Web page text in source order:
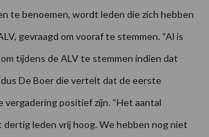
te benoemen, wordt leden die zich hebben
gevraagd om vooraf te stemmen. “Al is
tijdens de ALV te stemmen indien dat
De Boer die vertelt dat de eerste
vergadering positief zijn. “Het aantal
dertig leden vrij hoog. We hebben nog niet